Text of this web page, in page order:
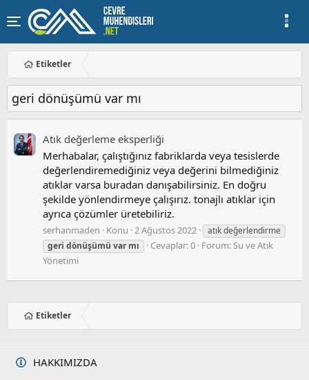
Etiketler
geri dönüşümü var mı
Atık değerleme eksperliği
Merhabalar, çalıştığınız fabriklarda veya tesislerde
değerlendiremediğiniz veya değerini bilmediğiniz
atıklar varsa buradan danışabilirsiniz. En doğru
şekilde yönlendirmeye çalışırız. tonajlı atıklar için
ayrıca çözümler üretebiliriz.
serhanmaden Konu 2 Ağustos 2022
atık değerlendirme
geri dönüşümü var mı Cevaplar: 0 Forum:Su ve Atık
Yönetimi
Etiketler
HAKKIMIZDA